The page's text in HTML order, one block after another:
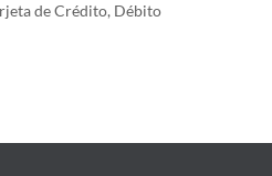
de Crédito, Débito